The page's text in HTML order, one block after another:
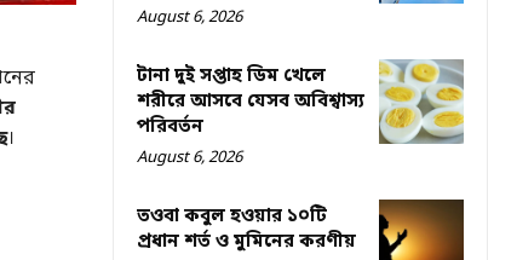
।
August 6, 2026
টানা দুই সপ্তাহ ডিম খেলে
শরীরে আসবে যেসব অবিশ্বাস্য
পরিবর্তন
August 6, 2026
তওবা কবুল হওয়ার ১০টি
প্রধান শর্ত ও মুমিনের করণীয়